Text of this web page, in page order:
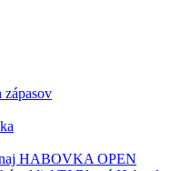
HABOVKA OPEN